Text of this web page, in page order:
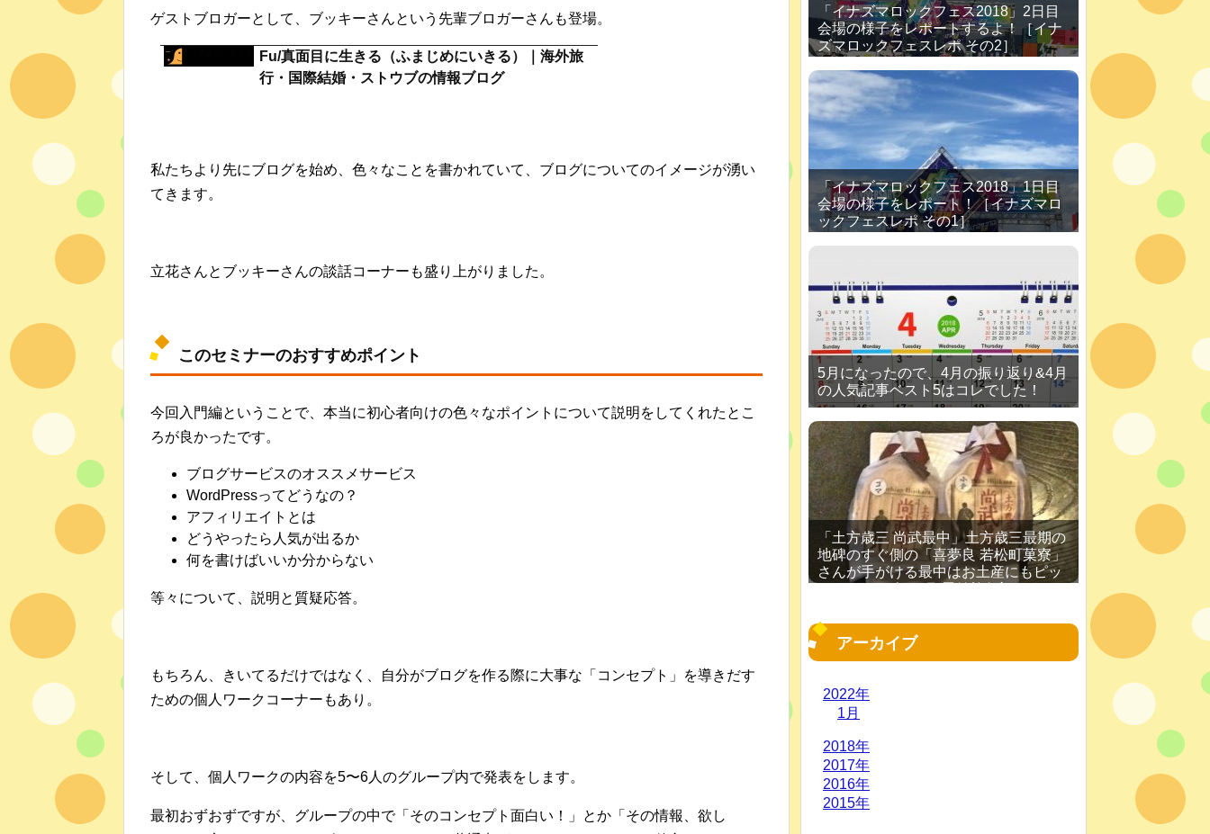
ゲストブロガーとして、ブッキーさんという先輩ブロガーさんも登場。
Fu/真面目に生きる（ふまじめにいきる）｜海外旅
行・国際結婚・ストウブの情報ブログ
私たちより先にブログを始め、色々なことを書かれていて、ブログについてのイメージが湧い
てきます。
立花さんとブッキーさんの談話コーナーも盛り上がりました。
このセミナーのおすすめポイント
今回入門編ということで、本当に初心者向けの色々なポイントについて説明をしてくれたとこ
ろが良かったです。
ブログサービスのオススメサービス
WordPressってどうなの？
アフィリエイトとは
どうやったら人気が出るか
何を書けばいいか分からない
等々について、説明と質疑応答。
もちろん、きいてるだけではなく、自分がブログを作る際に大事な「コンセプト」を導きだす
ための個人ワークコーナーもあり。
そして、個人ワークの内容を5〜6人のグループ内で発表をします。
最初おずおずですが、グループの中で「そのコンセプト面白い！」とか「その情報、欲し
「イナズマロックフェス2018」2日目
会場の様子をレポートするよ！［イナ
ズマロックフェスレポ その2］
「イナズマロックフェス2018」1日目
会場の様子をレポート！［イナズマロ
ックフェスレポ その1］
5月になったので、4月の振り返り&4月
の人気記事ベスト5はコレでした！
「土方歳三 尚武最中」土方歳三最期の
地碑のすぐ側の「喜夢良 若松町菓寮」
さんが手がける最中はお土産にもピッ
アーカイブ
2022年
1月
2018年
2017年
2016年
2015年